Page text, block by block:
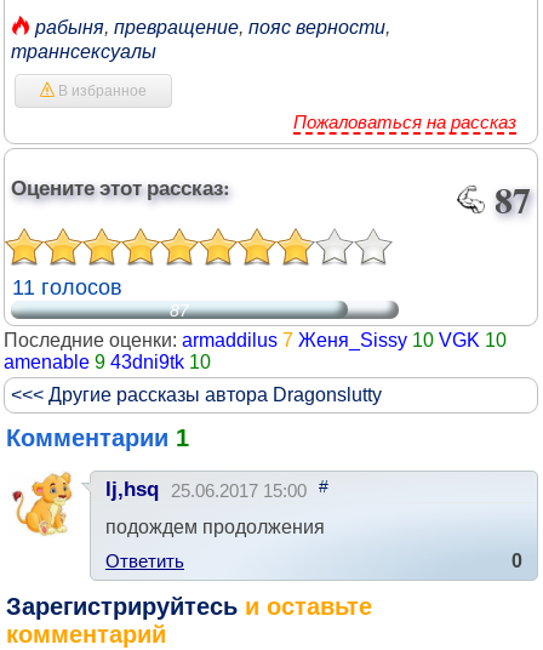
рабыня, превращение, пояс верности,
траннсексуалы
В избранное
Пожаловаться на рассказ
Оцените этот рассказ: 87
11 голосов
87
Последние оценки: armaddilus 7 Женя_Sissy 10 VGK 10
amenable 9 43dni9tk 10
<<< Другие рассказы автора Dragonslutty
Комментарии 1
lj,hsq 25.06.2017 15:00 #
подождем продолжения
Ответить
0
Зарегистрируйтесь и оставьте
комментарий